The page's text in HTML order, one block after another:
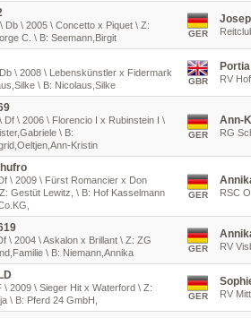
Db \ 2005 \ Concetto x Piquet \ Z:
C. \ B: Seemann,Birgit
GER
\ 2008 \ Lebenskünstler x Fidermark
\ B: Nicolaus,Silke
GBR RV
Df \ 2006 \ Florencio I x Rubinstein I \
\ B:
Kristin
GER
Ann-
RG
\ 2009 \ Fürst Romancier x Don
Gestüt Lewitz, \ B: Hof Kasselmann
GER RSC
\ 2004 \ Askalon x Brillant \ Z: ZG
\ B: Niemann,Annika
GER RV
\ 2009 \ Sieger Hit x Waterford \ Z:
\ B: Pferd 24 GmbH,
GER RV